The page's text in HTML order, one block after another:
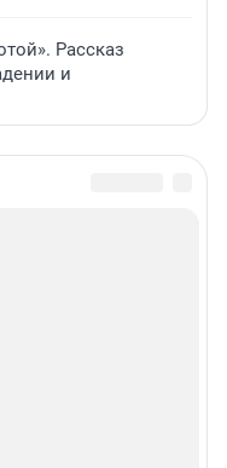
Рассказ
и